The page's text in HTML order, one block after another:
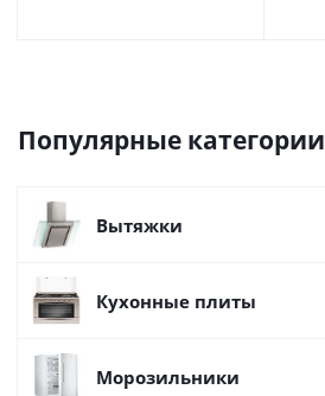
Популярные категории
Вытяжки
Кухонные плиты
Морозильники